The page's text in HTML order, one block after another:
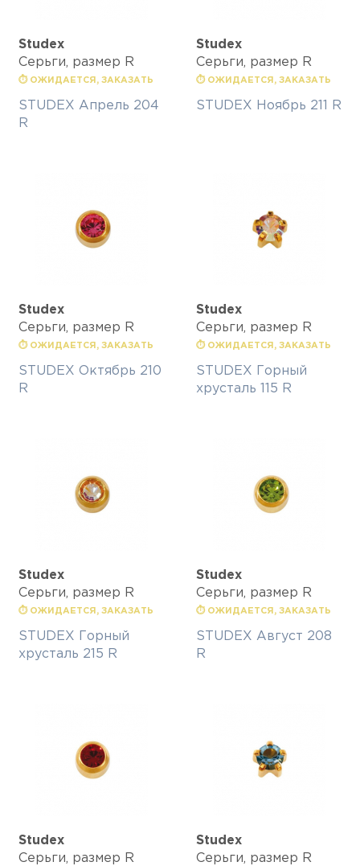
Studex
Серьги, размер R
⏱ ОЖИДАЕТСЯ, ЗАКАЗАТЬ
STUDEX Апрель 204
R
Studex
Серьги, размер R
⏱ ОЖИДАЕТСЯ, ЗАКАЗАТЬ
STUDEX Ноябрь 211 R
Studex
Серьги, размер R
⏱ ОЖИДАЕТСЯ, ЗАКАЗАТЬ
STUDEX Октябрь 210
R
Studex
Серьги, размер R
⏱ ОЖИДАЕТСЯ, ЗАКАЗАТЬ
STUDEX Горный
хрусталь 115 R
Studex
Серьги, размер R
⏱ ОЖИДАЕТСЯ, ЗАКАЗАТЬ
STUDEX Горный
хрусталь 215 R
Studex
Серьги, размер R
⏱ ОЖИДАЕТСЯ, ЗАКАЗАТЬ
STUDEX Август 208
R
Studex
Серьги, размер R
Studex
Серьги, размер R